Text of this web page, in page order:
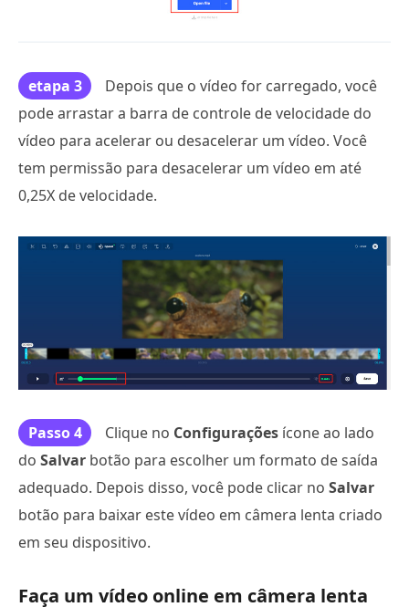
etapa 3
Depois que o vídeo for carregado, você
pode arrastar a barra de controle de velocidade do
vídeo para acelerar ou desacelerar um vídeo. Você
tem permissão para desacelerar um vídeo em até
0,25X de velocidade.
Passo 4 Clique no Configurações ícone ao lado
do Salvar botão para escolher um formato de saída
adequado. Depois disso, você pode clicar no Salvar
botão para baixar este vídeo em câmera lenta criado
em seu dispositivo.
Faça um vídeo online em câmera lenta